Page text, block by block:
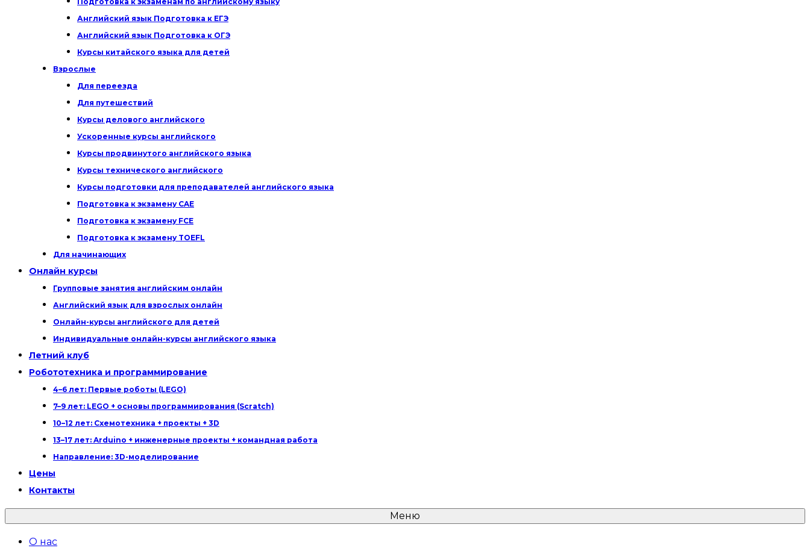
Английский язык Подготовка к ЕГЭ
Английский язык Подготовка к ОГЭ
Курсы китайского языка для детей
Взрослые
Для переезда
Для путешествий
Курсы делового английского
Ускоренные курсы английского
Курсы продвинутого английского языка
Курсы технического английского
Курсы подготовки для преподавателей английского языка
Подготовка к экзамену CAE
Подготовка к экзамену FCE
Подготовка к экзамену TOEFL
Для начинающих
Онлайн курсы
Групповые занятия английским онлайн
Английский язык для взрослых онлайн
Онлайн-курсы английского для детей
Индивидуальные онлайн-курсы английского языка
Летний клуб
Робототехника и программирование
4–6 лет: Первые роботы (LEGO)
7–9 лет: LEGO + основы программирования (Scratch)
10–12 лет: Схемотехника + проекты + 3D
13–17 лет: Arduino + инженерные проекты + командная работа
Направление: 3D-моделирование
Цены
Контакты
Меню
О нас